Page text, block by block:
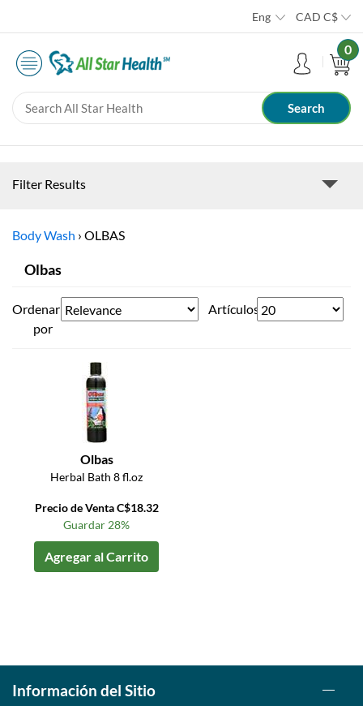
Eng CAD C$
0
Filter Results
Body Wash › OLBAS
Olbas
Ordenar
por
Artículos
Olbas
Herbal Bath 8 fl.oz
Precio de Venta C$18.32
Guardar 28%
Agregar al Carrito
Información del Sitio